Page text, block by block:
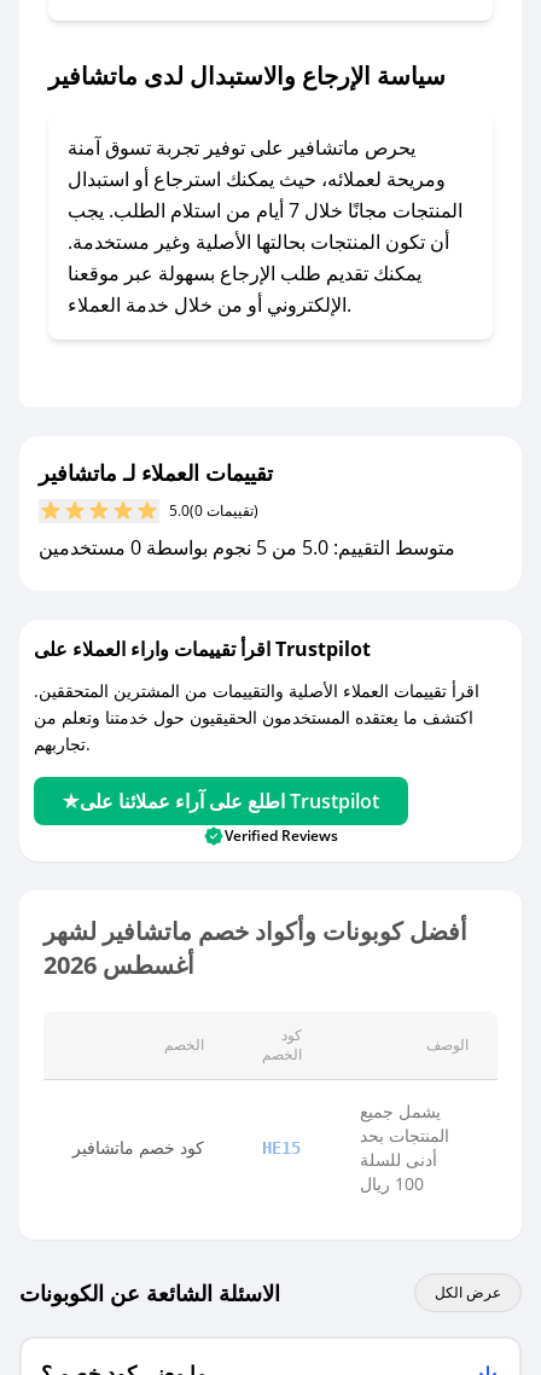
في حال عدم توفر كوبونات لمتجرك المفضل، يمكنك
أسرع وقت ممكن.
### كيف تحصل على كوبونات خصم حصرية من
ماتشافير؟
للحصول على كوبونات وخصومات حصرية، قم بما
يلي:
- اضغط على أيقونة متابعة لمتجر ماتشافير في
تطبيق صحصح.
مع صحصح، تسوق بذكاء ووفّر على كل مشترياتك مع
سياسة الإرجاع والاستبدال لدى ماتشافير
يحرص ماتشافير على توفير تجربة تسوق آمنة
ومريحة لعملائه، حيث يمكنك استرجاع أو استبدال
المنتجات مجانًا خلال 7 أيام من استلام الطلب. يجب
أن تكون المنتجات بحالتها الأصلية وغير مستخدمة.
يمكنك تقديم طلب الإرجاع بسهولة عبر موقعنا
الإلكتروني أو من خلال خدمة العملاء.
تقييمات العملاء لـ ماتشافير
5.0 (0 تقييمات)
متوسط التقييم: 5.0 من 5 نجوم بواسطة 0 مستخدمين
اقرأ تقييمات واراء العملاء على Trustpilot
اقرأ تقييمات العملاء الأصلية والتقييمات من المشترين المتحققين.
اكتشف ما يعتقده المستخدمون الحقيقيون حول خدمتنا وتعلم من
تجاربهم.
اطلع على آراء عملائنا على Trustpilot
Verified Reviews
أفضل كوبونات وأكواد خصم ماتشافير لشهر
أغسطس 2026
الخصم
كود
الخصم
الوصف
كود خصم ماتشافير HE15
يشمل جميع
المنتجات بحد
أدنى للسلة
100 ريال
الاسئلة الشائعة عن الكوبونات عرض الكل